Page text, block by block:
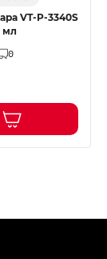
VT-P-3340S
мл
0